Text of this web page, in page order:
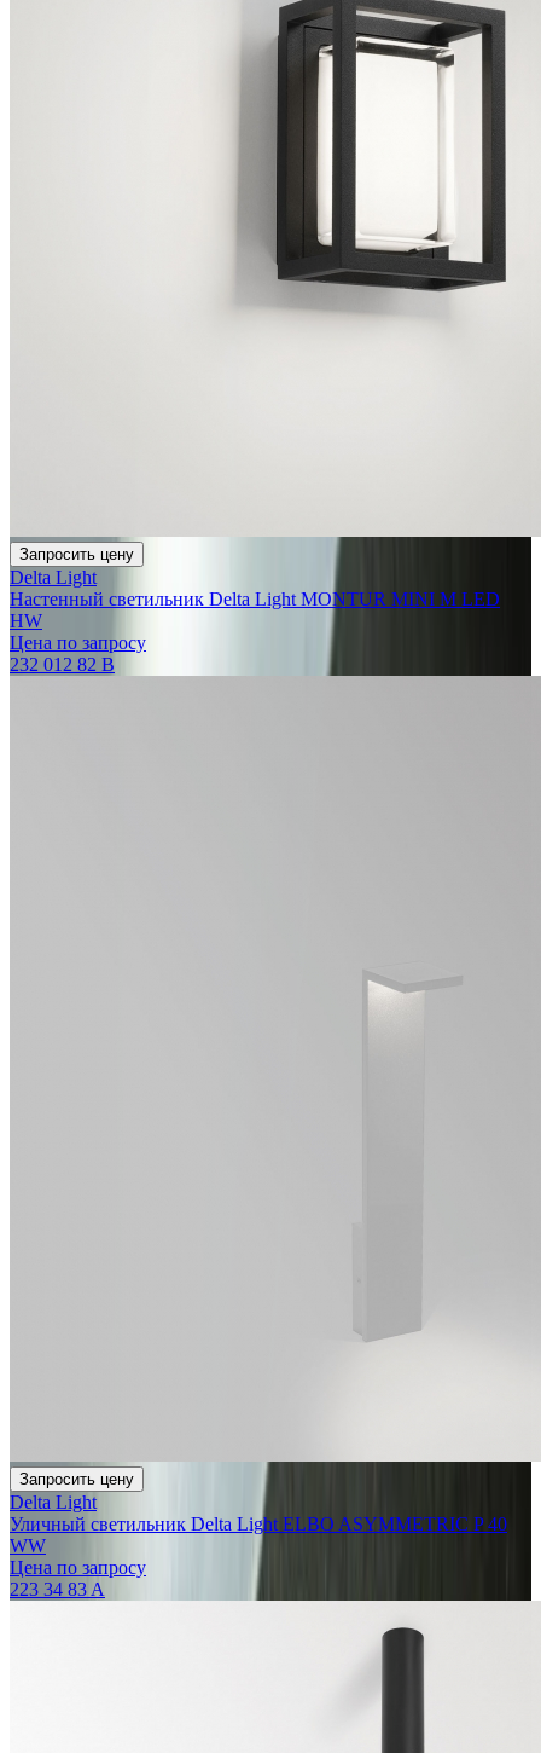
Запросить цену
Delta Light
Настенный светильник Delta Light MONTUR MINI M LED
HW
Цена по запросу
232 012 82 B
Запросить цену
Delta Light
Уличный светильник Delta Light ELBO ASYMMETRIC P 40
WW
Цена по запросу
223 34 83 A